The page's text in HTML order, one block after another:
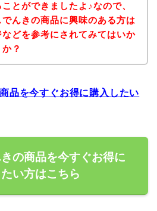
とができましたよ♪なので、
でんきの商品に興味のある方は
どを参考にされてみてはいか
？
品を今すぐお得に購入したい
の商品を今すぐお得に
い方はこちら